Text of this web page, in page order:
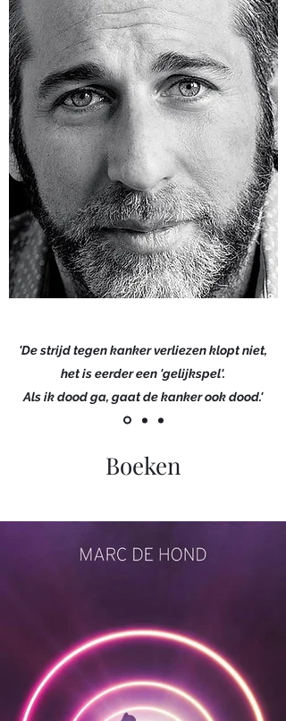
'De strijd tegen kanker verliezen klopt niet,
het is eerder een 'gelijkspel'.
Als ik dood ga, gaat de kanker ook dood.'
Boeken